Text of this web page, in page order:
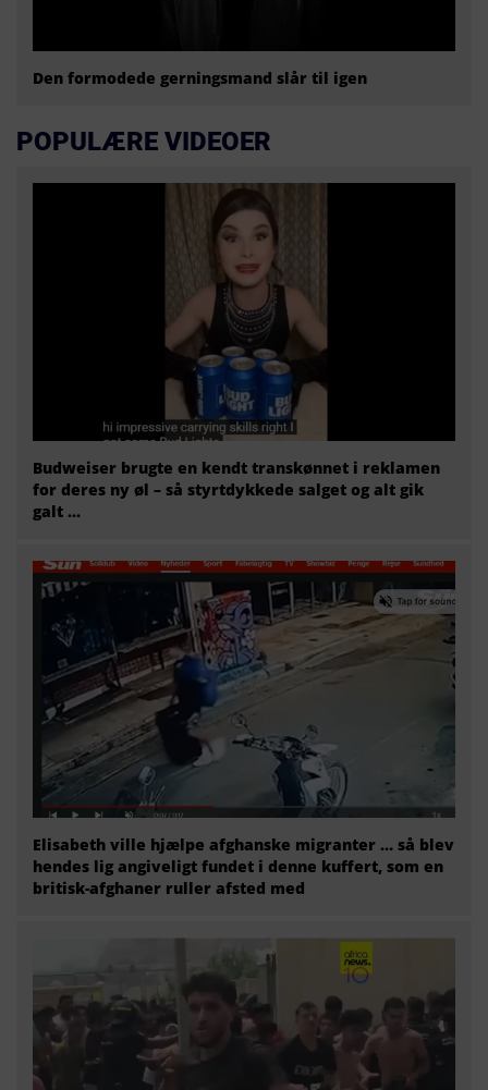
Den formodede gerningsmand slår til igen
POPULÆRE VIDEOER
Budweiser brugte en kendt transkønnet i reklamen
for deres ny øl – så styrtdykkede salget og alt gik
galt …
Elisabeth ville hjælpe afghanske migranter … så blev
hendes lig angiveligt fundet i denne kuffert, som en
britisk-afghaner ruller afsted med